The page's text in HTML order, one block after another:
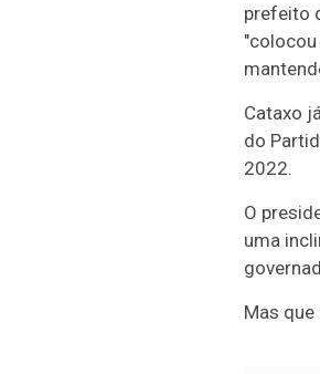
prefeito
Cataxo
do
2022.
O
uma
Mas